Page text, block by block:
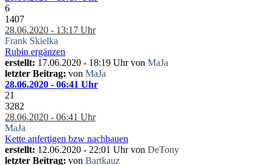
6
1407
28.06.2020 - 13:17 Uhr
Frank Skielka
Rubin ergänzen
erstellt: 17.06.2020 - 18:19 Uhr von MaJa
letzter Beitrag: von MaJa
28.06.2020 - 06:41 Uhr
21
3282
28.06.2020 - 06:41 Uhr
MaJa
Kette anfertigen bzw nachbauen
erstellt: 12.06.2020 - 22:01 Uhr von DeTony
letzter Beitrag: von Bartkauz